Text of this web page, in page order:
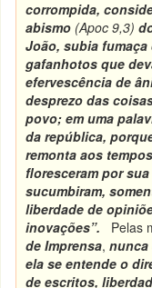
corrompida,
abismo (Apoc 9,3)
João, subia
gafanhotos que
efervescência de
desprezo das
povo; em uma
da república,
remonta aos
floresceram por
sucumbiram,
liberdade de
inovações”.
Pelas
de Imprensa,nunca
ela se entende o
de escritos,